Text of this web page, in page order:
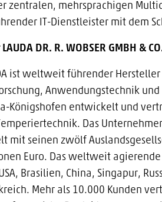
zentralen, mehrsprachigen
IT-Dienstleister mit dem
DR. R. WOBSER GMBH &
ist weltweit führender
Anwendungstechnik
Königshofen entwickelt und
Das
mit seinen zwölf
Euro. Das weltweit
Brasilien, China, Singapur,
Mehr als 10.000 Kunden